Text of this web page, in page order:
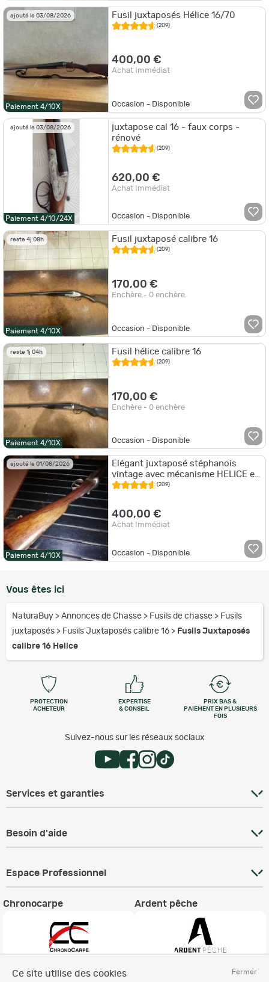
Fermer
Ce site utilise des cookies
ajouté le 03/08/2026
Paiement 4/10X
Fusil juxtaposés Hélice 16/70
(209)
400,00 €
Achat Immédiat
Occasion - Disponible
ajouté le 03/08/2026
Paiement 4/10/24X
juxtapose cal 16 - faux corps -
rénové
(209)
620,00 €
Achat Immédiat
Occasion - Disponible
reste 4j 08h
Paiement 4/10X
Fusil juxtaposé calibre 16
(209)
170,00 €
Enchère - 0 enchère
Occasion - Disponible
reste 1j 04h
Paiement 4/10X
Fusil hélice calibre 16
(209)
170,00 €
Enchère - 0 enchère
Occasion - Disponible
ajouté le 01/08/2026
Paiement 4/10X
Elégant juxtaposé stéphanois
vintage avec mécanisme HELICE et
crosse anglaise 16/70
(209)
400,00 €
Achat Immédiat
Occasion - Disponible
Vous êtes ici
NaturaBuy > Annonces de Chasse > Fusils de chasse > Fusils
juxtaposés > Fusils Juxtaposés calibre 16 > Fusils Juxtaposés
calibre 16 Helice
PROTECTION
ACHETEUR
EXPERTISE
& CONSEIL
PRIX BAS &
PAIEMENT EN PLUSIEURS
FOIS
Suivez-nous sur les réseaux sociaux
Services et garanties
Besoin d'aide
Espace Professionnel
Chronocarpe Ardent pêche